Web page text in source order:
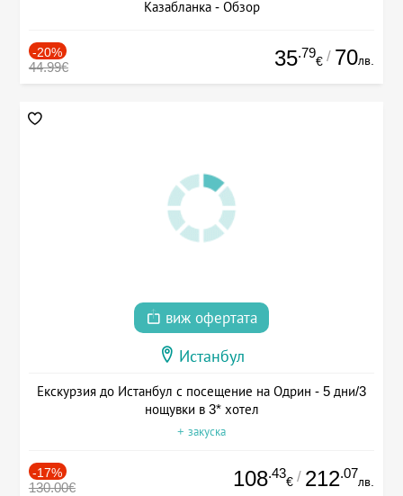
Казабланка - Обзор
-20%
44.99€ 35.79
€ / 70лв.
виж офертата
Истанбул
Екскурзия до Истанбул с посещение на Одрин - 5 дни/3
нощувки в 3* хотел
+ закуска
-17%
130.00€ 108.43
€ / 212.07
лв.